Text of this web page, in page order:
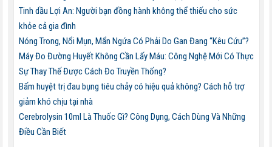
Tinh dầu Lợi An: Người bạn đồng hành không thể thiếu cho sức
khỏe cả gia đình
Nóng Trong, Nổi Mụn, Mẩn Ngứa Có Phải Do Gan Đang “Kêu Cứu”?
Máy Đo Đường Huyết Không Cần Lấy Máu: Công Nghệ Mới Có Thực
Sự Thay Thế Được Cách Đo Truyền Thống?
Bấm huyệt trị đau bụng tiêu chảy có hiệu quả không? Cách hỗ trợ
giảm khó chịu tại nhà
Cerebrolysin 10ml Là Thuốc Gì? Công Dụng, Cách Dùng Và Những
Điều Cần Biết